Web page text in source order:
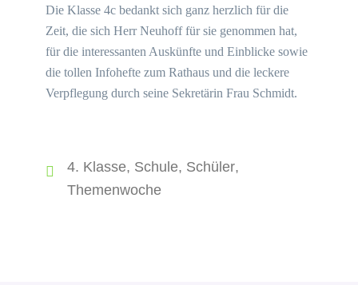
Die Klasse 4c bedankt sich ganz herzlich für die
Zeit, die sich Herr Neuhoff für sie genommen hat,
für die interessanten Auskünfte und Einblicke sowie
die tollen Infohefte zum Rathaus und die leckere
Verpflegung durch seine Sekretärin Frau Schmidt.
4. Klasse, Schule, Schüler,
Themenwoche